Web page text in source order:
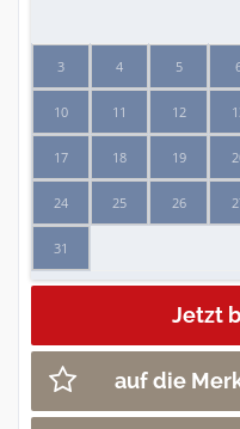
3 4 5
10 11 12
17 18 19
24 25 26
31
auf die